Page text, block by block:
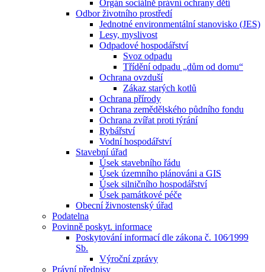
Orgán sociálně právní ochrany dětí
Odbor životního prostředí
Jednotné environmentální stanovisko (JES)
Lesy, myslivost
Odpadové hospodářství
Svoz odpadu
Třídění odpadu „dům od domu“
Ochrana ovzduší
Zákaz starých kotlů
Ochrana přírody
Ochrana zemědělského půdního fondu
Ochrana zvířat proti týrání
Rybářství
Vodní hospodářství
Stavební úřad
Úsek stavebního řádu
Úsek územního plánováni a GIS
Úsek silničního hospodářství
Úsek památkové péče
Obecní živnostenský úřad
Podatelna
Povinně poskyt. informace
Poskytování informací dle zákona č. 106⁄1999
Sb.
Výroční zprávy
Právní předpisy